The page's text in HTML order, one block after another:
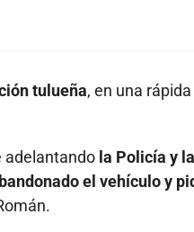
tulueña, en una rápida
adelantando la Policía y la
el vehículo y